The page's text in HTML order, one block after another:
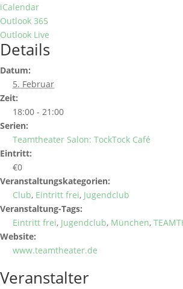
iCalendar
Outlook 365
Outlook Live
Details
Datum:
5. Februar
Zeit:
18:00 - 21:00
Serien:
Teamtheater Salon: TockTock Café
Eintritt:
€0
Veranstaltungskategorien:
Club, Eintritt frei, Jugendclub
Veranstaltung-Tags:
Eintritt frei, Jugendclub, München,
Website:
www.teamtheater.de
Veranstalter